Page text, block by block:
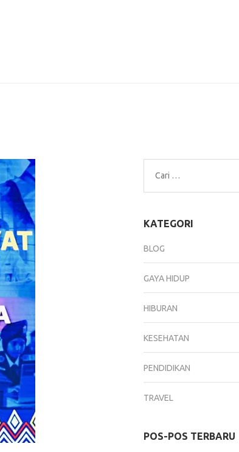
Cari
untuk:
KATEGORI
BLOG
GAYA HIDUP
HIBURAN
KESEHATAN
PENDIDIKAN
TRAVEL
POS-POS TERBARU